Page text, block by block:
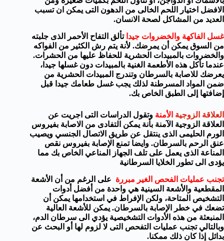
الافضل اختيار اللحم الخالى من الدهون التى يمكن ان تسبب
العديد من المشاكل لصحة الانسان.
غسل الفاكهة والخضروات جيداتألق التفاح الأحمر الذى جلبته
من السوق يمكن أن يمرضك. لأنة يتم رش الكثير من الفواكه
والخضروات بالمبيدات الحشرية للحفاظ عليها من الحشرات.
عندما تأكل هذه الأطعمة الغنية بالمبيدات دون غسلها جيدا ،
يعرضك للاصابة بالسرطان وتندرج المبيدات الحشرية من
ضمن المواد المسرطنة لذلك يجب غسل طعامك جيدا قبل
إضافتها إلى الطبق الخاص بك.
العلاقة الزوجية الأمنة وتقول الدراسات التى اجريت عن
العلاقة الزوجية الآمنة بأنة يمكن التفادى من الاصابة بفيروس
الورم الحليمى الذى ينتقل عن طريق الاتصال الجنسي ويصيب
عنق الرحم بالسرطان. وايضا تمنع الإصابة بفيروس نقص
المناعة الذى يعمل على تلف الجهاز المناعي الخاص بك مما
يؤدى الى تطور الخلايا السرطانية
تجنب عمليات الفحص الغير مبررة على الرغم من أن الأشعة
المقطعية و الأشعة السينية هي واحدة من أفضل أدوات
التشخيص المتاحة، ولكن الإفراط في استخدامها يمكن أن
تضعك في خطر ا لإصابة بالسرطان. يمكن للأشعة العالية
المنبعثة من هذه الأدوات التشخيصية يؤدي الى سرطان الدم،
وبالتالي تجنب عمليات التفحص التى لا لزوم لها أو البحث عن
بدائل إذا كان ذلك ممكنا.